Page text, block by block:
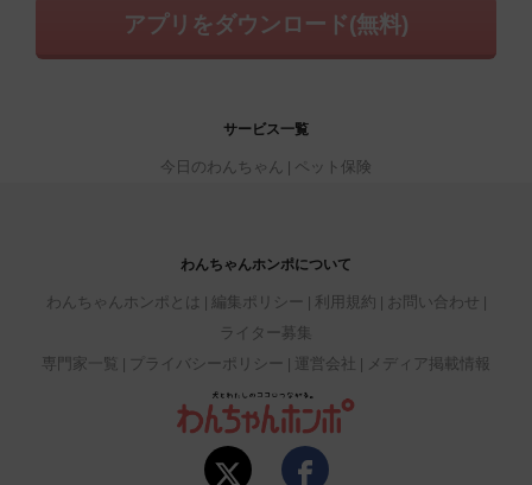
アプリをダウンロード(無料)
サービス一覧
今日のわんちゃん ペット保険
わんちゃんホンポについて
わんちゃんホンポとは 編集ポリシー 利用規約
お問い合わせ
ライター募集
専門家一覧
プライバシーポリシー 運営会社 メディア掲載情報